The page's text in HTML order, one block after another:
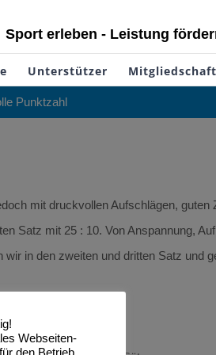
Sport erleben - Leistung
Unterstützer Mitgliedschaft
Punktzahl
mit druckvollen Aufschlägen, guten
Satz mit 25 : 10. Von Anspannung,
in den zweiten und dritten Satz und
Webseiten-
den Betrieb